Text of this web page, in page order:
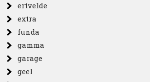
ertvelde
extra
funda
gamma
garage
geel